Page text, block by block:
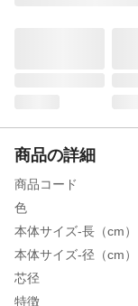
商品の詳細
商品コード
色
本体サイズ-長（cm）
本体サイズ-径（cm）
芯径
特徴